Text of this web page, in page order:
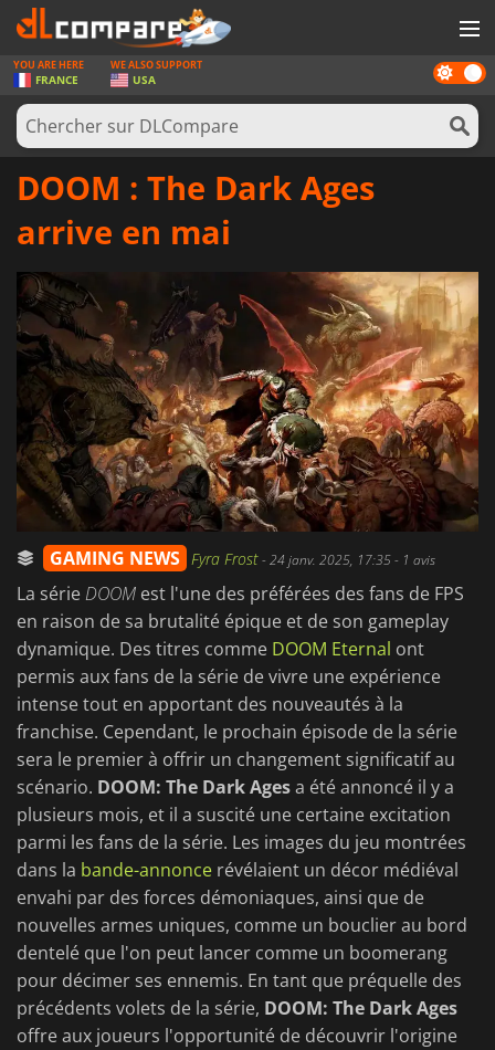
JEUX
CARTES PRÉPAYÉES
LOGICIELS
NEWS
SE CONNECTER OU S'INSCRIRE
Dark
mode
YOU ARE HERE
FRANCE
WE ALSO SUPPORT
USA
DOOM : The Dark Ages
arrive en mai
GAMING NEWS Fyra Frost-24 janv. 2025, 17:35- 1 avis
La sérieDOOM est l'une des préférées des fans de FPS
en raison de sa brutalité épique et de son gameplay
dynamique. Des titres comme DOOM Eternal ont
permis aux fans de la série de vivre une expérience
intense tout en apportant des nouveautés à la
franchise. Cependant, le prochain épisode de la série
sera le premier à offrir un changement significatif au
scénario. DOOM: The Dark Agesa été annoncé il y a
plusieurs mois, et il a suscité une certaine excitation
parmi les fans de la série. Les images du jeu montrées
dans la bande-annonce révélaient un décor médiéval
envahi par des forces démoniaques, ainsi que de
nouvelles armes uniques, comme un bouclier au bord
dentelé que l'on peut lancer comme un boomerang
pour décimer ses ennemis. En tant que préquelle des
précédents volets de la série, DOOM: The Dark Ages
offre aux joueurs l'opportunité de découvrir l'origine